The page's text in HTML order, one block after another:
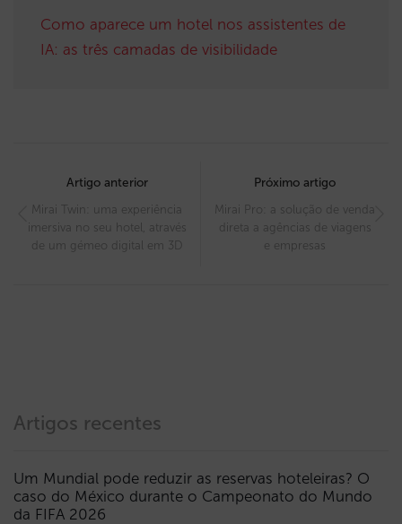
Como aparece um hotel nos assistentes de
IA: as três camadas de visibilidade
navigation
Artigo anterior
Mirai Twin: uma experiência
imersiva no seu hotel, através
de um gémeo digital em 3D
Próximo artigo
Mirai Pro: a solução de venda
direta a agências de viagens
e empresas
Artigos recentes
Um Mundial pode reduzir as reservas hoteleiras? O
caso do México durante o Campeonato do Mundo
da FIFA 2026